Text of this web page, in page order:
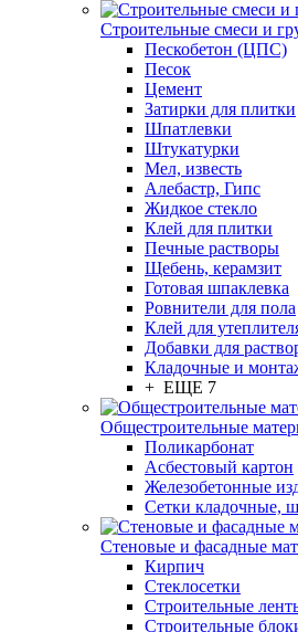
Строительные смеси и
Пескобетон (ЦПС)
Песок
Цемент
Затирки для плитки
Шпатлевки
Штукатурки
Мел, известь
Алебастр, Гипс
Жидкое стекло
Клей для плитки
Печные растворы
Щебень, керамзит
Готовая шпаклевка
Ровнители для пола
Клей для
Добавки для
Кладочные и
+ ЕЩЕ 7
Общестроительные
Поликарбонат
Асбестовый картон
Железобетонные
Сетки кладочные,
Стеновые и фасадные
Кирпич
Стеклосетки
Строительные
Строительные